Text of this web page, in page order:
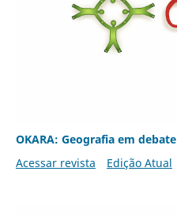
OKARA: Geografia em debate
Acessar revista
Edição Atual